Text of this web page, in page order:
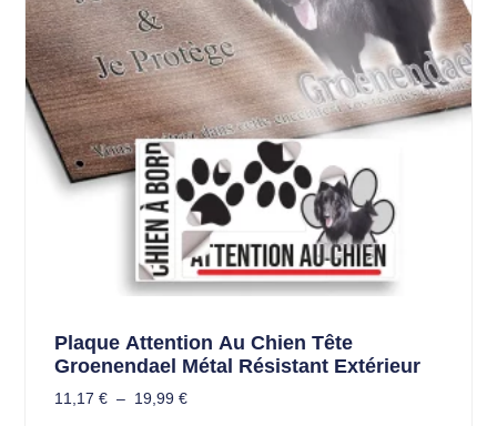
Plaque Attention Au Chien Tête
Groenendael Métal Résistant Extérieur
11,17 € – 19,99 €